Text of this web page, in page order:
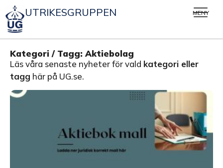
UTRIKESGRUPPEN MENY
Kategori / Tagg: Aktiebolag
Läs våra senaste nyheter för vald kategori eller
tagg här på UG.se.